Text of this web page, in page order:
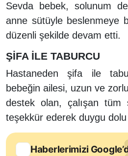
Sevda bebek, solunum
anne sütüyle beslenmeye
düzenli şekilde devam etti.
ŞİFA İLE TABURCU
Hastaneden şifa ile
bebeğin ailesi, uzun ve
destek olan, çalışan tüm
teşekkür ederek duygu dolu
Haberlerimizi